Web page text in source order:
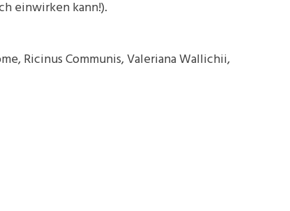
einwirken kann!).
Ricinus Communis, Valeriana Wallichii,